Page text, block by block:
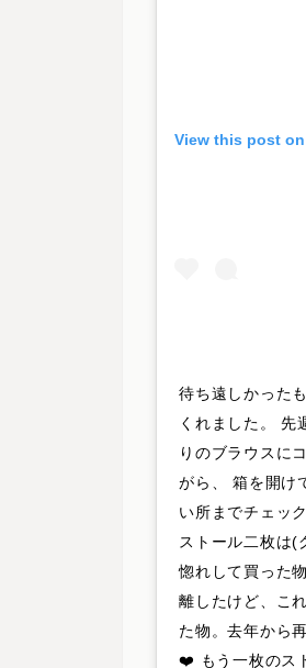
View this post
待ち遠しかった
くれました。 先
りのブラウスに
がら、 箱を開け
い所までチェッ
ストール二枚は(
惚れして買った
離したけど、こ
た物。去年から
❤️ もう一枚のス